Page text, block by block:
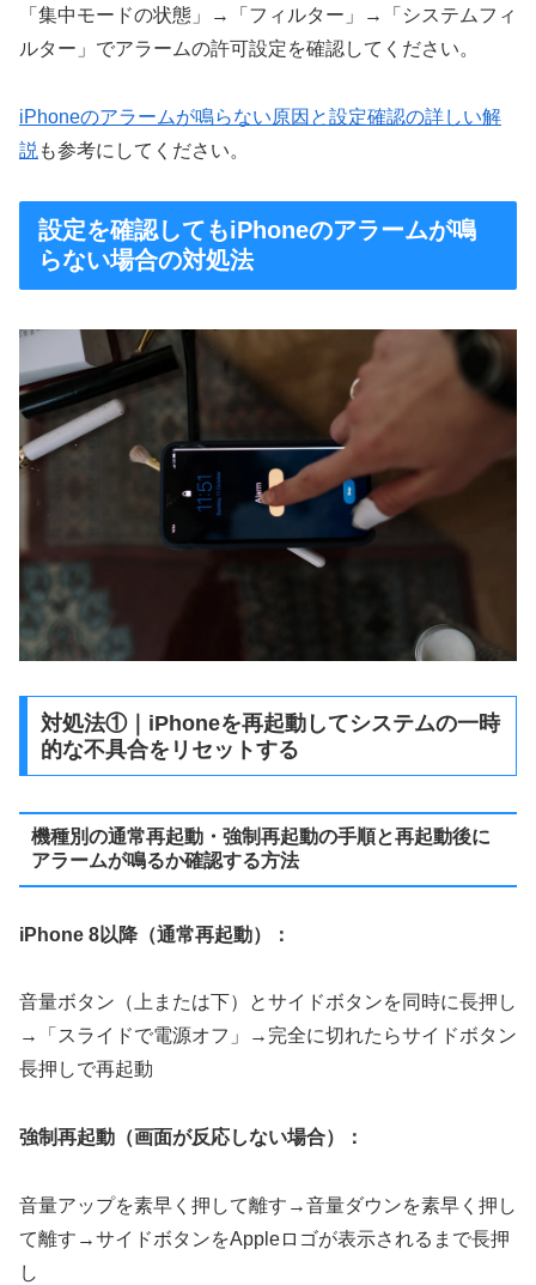
「集中モードの状態」→「フィルター」→「システムフィ
ルター」でアラームの許可設定を確認してください。
iPhoneのアラームが鳴らない原因と設定確認の詳しい解
説 も参考にしてください。
設定を確認してもiPhoneのアラームが鳴
らない場合の対処法
対処法①｜iPhoneを再起動してシステムの一時
的な不具合をリセットする
機種別の通常再起動・強制再起動の手順と再起動後に
アラームが鳴るか確認する方法
iPhone 8以降（通常再起動）：
音量ボタン（上または下）とサイドボタンを同時に長押し
→「スライドで電源オフ」→完全に切れたらサイドボタン
長押しで再起動
強制再起動（画面が反応しない場合）：
音量アップを素早く押して離す→音量ダウンを素早く押し
て離す→サイドボタンをAppleロゴが表示されるまで長押
し